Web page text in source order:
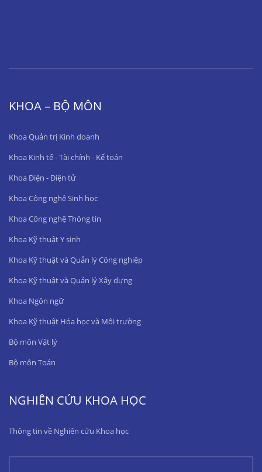
KHOA – BỘ MÔN
Khoa Quản trị Kinh doanh
Khoa Kinh tế - Tài chính - Kế toán
Khoa Điện - Điện tử
Khoa Công nghệ Sinh học
Khoa Công nghệ Thông tin
Khoa Kỹ thuật Y sinh
Khoa Kỹ thuật và Quản lý Công nghiệp
Khoa Kỹ thuật và Quản lý Xây dựng
Khoa Ngôn ngữ
Khoa Kỹ thuật Hóa học và Môi trường
Bộ môn Vật lý
Bộ môn Toán
NGHIÊN CỨU KHOA HỌC
Thông tin về Nghiên cứu Khoa học